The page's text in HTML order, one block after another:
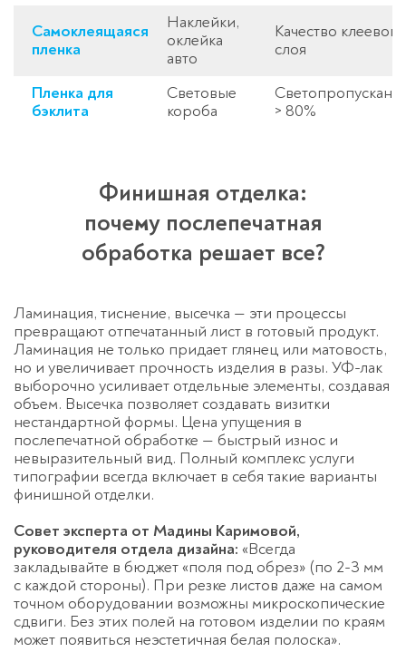
Самоклеящаяся
пленка
Наклейки,
оклейка
авто
Качество клеевого
слоя
Пленка для
бэклита
Световые
короба
> 80%
Финишная отделка:
почему послепечатная
обработка решает все?
Ламинация, тиснение, высечка — эти процессы
превращают отпечатанный лист в готовый продукт.
Ламинация не только придает глянец или матовость,
но и увеличивает прочность изделия в разы. УФ-лак
выборочно усиливает отдельные элементы, создавая
объем. Высечка позволяет создавать визитки
нестандартной формы. Цена упущения в
послепечатной обработке — быстрый износ и
невыразительный вид. Полный комплекс услуги
типографии всегда включает в себя такие варианты
финишной отделки.
Совет эксперта от Мадины Каримовой,
руководителя отдела дизайна: «Всегда
закладывайте в бюджет «поля под обрез» (по 2-3 мм
с каждой стороны). При резке листов даже на самом
точном оборудовании возможны микроскопические
сдвиги. Без этих полей на готовом изделии по краям
может появиться неэстетичная белая полоска».